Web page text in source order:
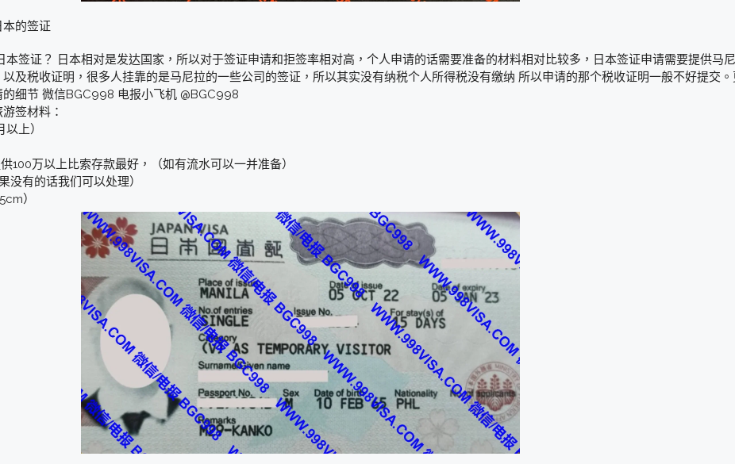
的签证
本签证？ 日本相对是发达国家，所以对于签证申请和拒签率相对高，个人申请的话需要准备的材料相对比较多，日本签证申请需要提供马
及税收证明，很多人挂靠的是马尼拉的一些公司的签证，所以其实没有纳税个人所得税没有缴纳 所以申请的那个税收证明一般不好提交。
细节 微信BGC998 电报小飞机 @BGC998
签材料：
上）
100万以上比索存款最好，（如有流水可以一并准备）
没有的话我们可以处理）
）